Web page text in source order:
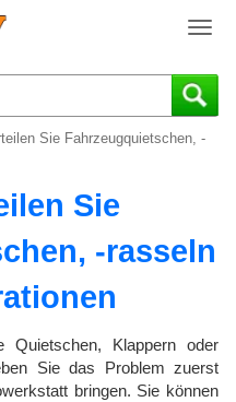
T
g
g
i
i
o
n
Sie Fahrzeugquietschen, -
Sie
-rasseln
Quietschen, Klappern oder
Sie das Problem zuerst
bringen. Sie können